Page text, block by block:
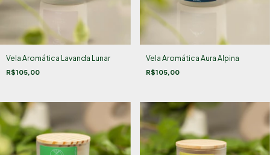
Vela Aromática Lavanda Lunar
R$105,00
Vela Aromática Aura Alpina
R$105,00